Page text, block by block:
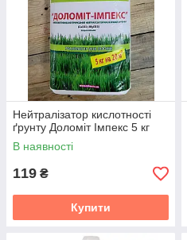
Нейтралізатор кислотності
ґрунту Доломіт Імпекс 5 кг
В наявності
119 ₴
Купити